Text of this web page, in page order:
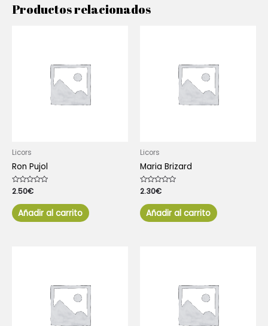
Productos relacionados
Licors
Ron Pujol
Valorado
con
de
5
2.50€
Añadir al carrito
Licors
Maria Brizard
Valorado
con
de
5
2.30€
Añadir al carrito